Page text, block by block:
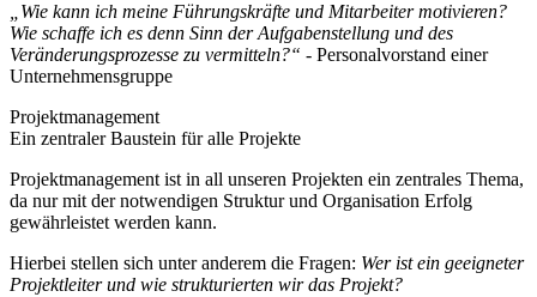
„Wie kann ich meine Führungskräfte und Mitarbeiter motivieren?
Wie schaffe ich es denn Sinn der Aufgabenstellung und des
Veränderungsprozesse zu vermitteln?“ - Personalvorstand einer
Unternehmensgruppe
Projektmanagement
Ein zentraler Baustein für alle Projekte
Projektmanagement ist in all unseren Projekten ein zentrales Thema,
da nur mit der notwendigen Struktur und Organisation Erfolg
gewährleistet werden kann.
Hierbei stellen sich unter anderem die Fragen: Wer ist ein geeigneter
Projektleiter und wie strukturierten wir das Projekt?